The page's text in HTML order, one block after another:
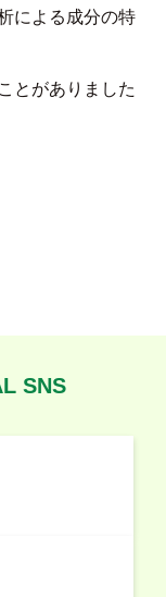
による成分の特
とがありました
SNS